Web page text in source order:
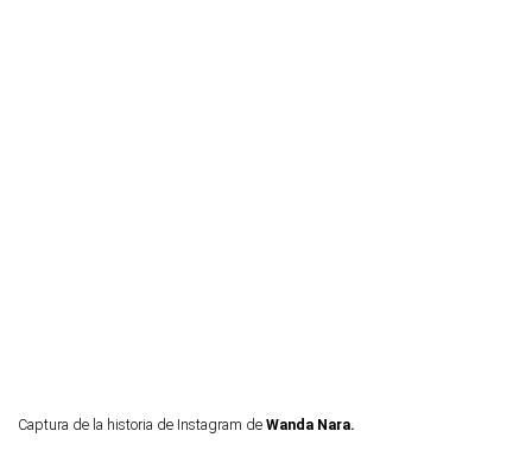
Captura de la historia de Instagram de Wanda Nara.